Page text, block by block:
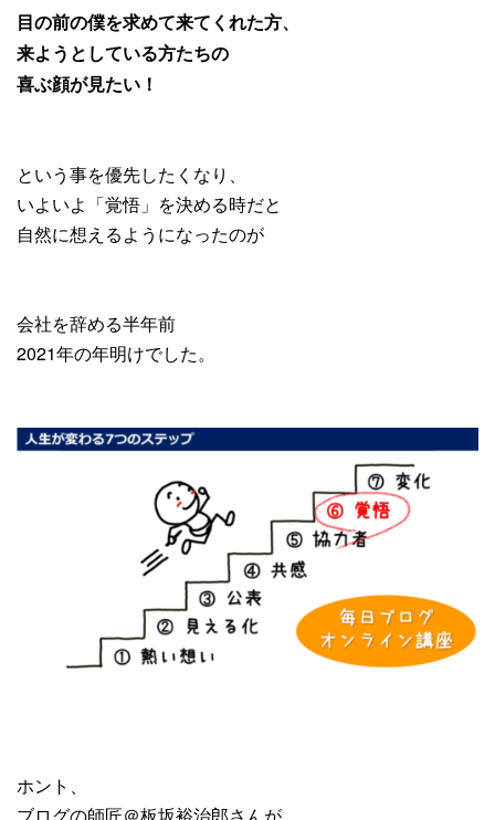
目の前の僕を求めて来てくれた方、
来ようとしている方たちの
喜ぶ顔が見たい！
という事を優先したくなり、
いよいよ「覚悟」を決める時だと
自然に想えるようになったのが
会社を辞める半年前
2021年の年明けでした。
ホント、